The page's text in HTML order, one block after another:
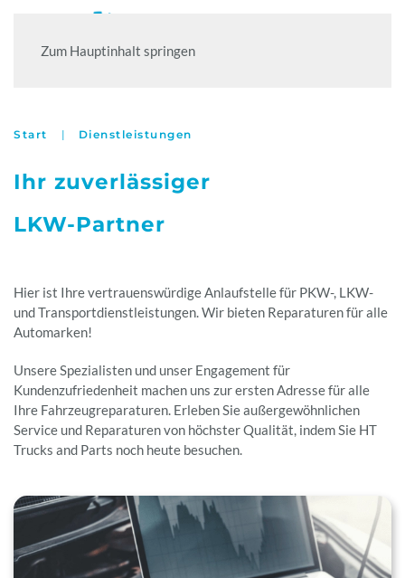
Zum Hauptinhalt springen
Start Dienstleistungen
Ihr zuverlässiger
LKW-Partner
Hier ist Ihre vertrauenswürdige Anlaufstelle für PKW-, LKW-
und Transportdienstleistungen. Wir bieten Reparaturen für alle
Automarken!
Unsere Spezialisten und unser Engagement für
Kundenzufriedenheit machen uns zur ersten Adresse für alle
Ihre Fahrzeugreparaturen. Erleben Sie außergewöhnlichen
Service und Reparaturen von höchster Qualität, indem Sie HT
Trucks and Parts noch heute besuchen.